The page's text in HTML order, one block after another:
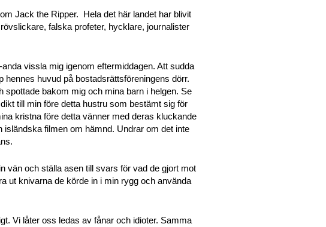
Jack the Ripper. Hela det här landet har blivit
falska profeter, hycklare, journalister
vissla mig igenom eftermiddagen. Att sudda
huvud på bostadsrättsföreningens dörr.
bakom mig och mina barn i helgen. Se
till min före detta hustru som bestämt sig för
kristna före detta vänner med deras kluckande
filmen om hämnd. Undrar om det inte
vän och ställa asen till svars för vad de gjort mot
ut knivarna de körde in i min rygg och använda
Vi låter oss ledas av fånar och idioter. Samma